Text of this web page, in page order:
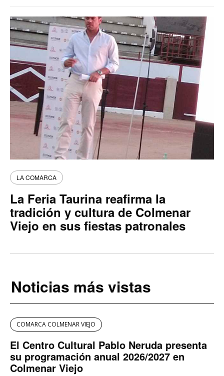
LA COMARCA
La Feria Taurina reafirma la
tradición y cultura de Colmenar
Viejo en sus fiestas patronales
Noticias más vistas
COMARCA COLMENAR VIEJO
El Centro Cultural Pablo Neruda presenta
su programación anual 2026/2027 en
Colmenar Viejo